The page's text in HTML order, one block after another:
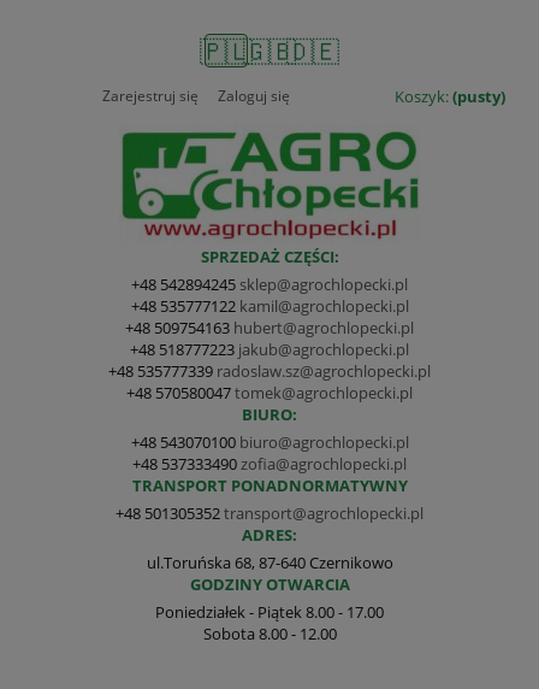
🇵🇱🇬🇧🇩🇪
Koszyk:(pusty)
Zarejestruj się Zaloguj się
SPRZEDAŻ CZĘŚCI:
+48 542894245 sklep@agrochlopecki.pl
+48 535777122 kamil@agrochlopecki.pl
+48 509754163 hubert@agrochlopecki.pl
+48 518777223 jakub@agrochlopecki.pl
+48 535777339 radoslaw.sz@agrochlopecki.pl
+48 570580047tomek@agrochlopecki.pl
BIURO:
+48 543070100 biuro@agrochlopecki.pl
+48 537333490 zofia@agrochlopecki.pl
TRANSPORT PONADNORMATYWNY
+48 501305352transport@agrochlopecki.pl
ADRES:
ul.Toruńska 68, 87-640 Czernikowo
GODZINY OTWARCIA
Poniedziałek - Piątek 8.00 - 17.00
Sobota 8.00 - 12.00